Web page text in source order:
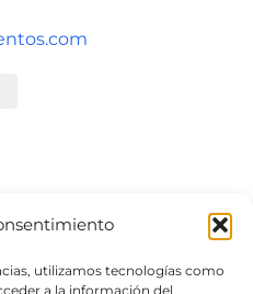
utilizamos tecnologías como
a la información del